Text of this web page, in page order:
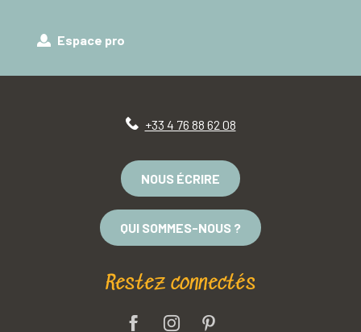
Espace pro
+33 4 76 88 62 08
NOUS ÉCRIRE
QUI SOMMES-NOUS ?
Restez connectés